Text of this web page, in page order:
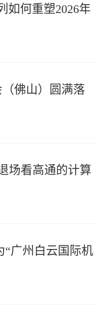
如何重塑2026年
佛山）圆满落
场看高通的计算
“广州白云国际机